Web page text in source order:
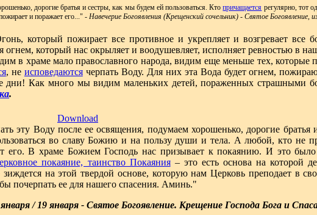
дорогие братья и сестры, как мы будем ей пользоваться. Ктопричащается регулярно, тот
и поражает его..." - Навечерие Богоявления (Крещенский сочельник) - Святое Богоявление,
который пожирает все противное и укрепляет и возгревает все
огнем, который нас окрыляет и воодушевляет, исполняет ревностью в
в храме мало православного народа, видим еще меньше тех, которые
, не исповедаютсячерпать Воду. Для них эта Вода будет огнем,
дни! Как много мы видим маленьких детей, пораженных страшными
.
Download
эту Воду после ее освящения, подумаем хорошенько, дорогие
во славу Божию и на пользу души и тела. А любой, кто не
его. В храме Божием Господь нас призывает к покаянию. И это было
покаяние, таинство Покаяния– это есть основа на которой
на этой твердой основе, которую нам Церковь преподает в
почерпать ее для нашего спасения. Аминь."
/ 19 января - Святое Богоявление. Крещение Господа Бога и